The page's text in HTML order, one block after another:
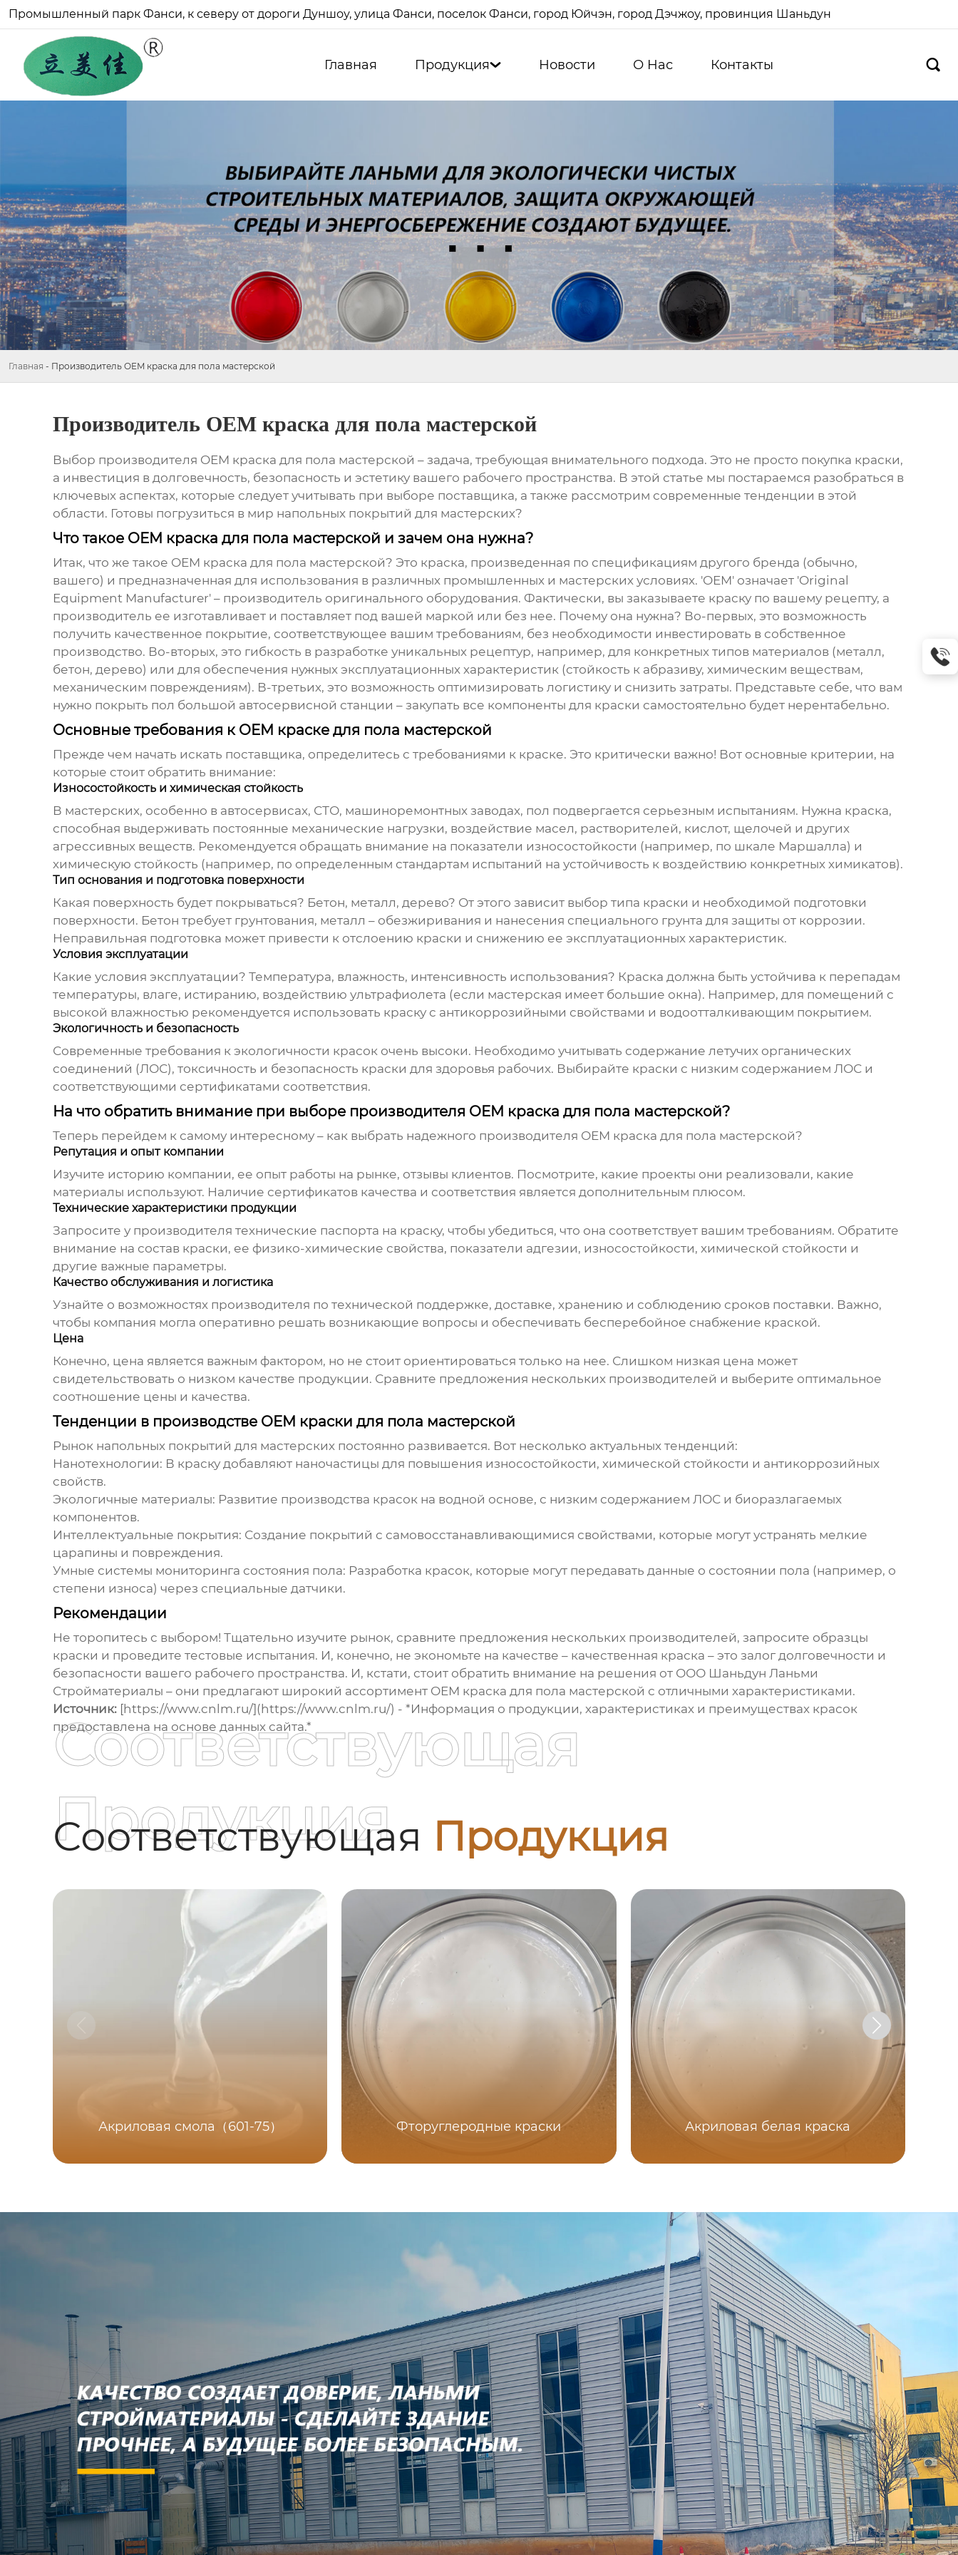
Промышленный парк Фанси, к северу от дороги Дуншоу, улица Фанси, поселок Фанси, город Юйчэн, город Дэчжоу, провинция Шаньдун
Главная Продукция Новости О Hас Контакты 
Главная - Производитель OEM краска для пола мастерской
Производитель OEM краска для пола мастерской
Выбор производителя OEM краска для пола мастерской – задача, требующая внимательного подхода. Это не просто покупка краски,
а инвестиция в долговечность, безопасность и эстетику вашего рабочего пространства. В этой статье мы постараемся разобраться в
ключевых аспектах, которые следует учитывать при выборе поставщика, а также рассмотрим современные тенденции в этой
области. Готовы погрузиться в мир напольных покрытий для мастерских?
Что такое OEM краска для пола мастерской и зачем она нужна?
Итак, что же такое OEM краска для пола мастерской? Это краска, произведенная по спецификациям другого бренда (обычно,
вашего) и предназначенная для использования в различных промышленных и мастерских условиях. 'OEM' означает 'Original
Equipment Manufacturer' – производитель оригинального оборудования. Фактически, вы заказываете краску по вашему рецепту, а
производитель ее изготавливает и поставляет под вашей маркой или без нее. Почему она нужна? Во-первых, это возможность
получить качественное покрытие, соответствующее вашим требованиям, без необходимости инвестировать в собственное
производство. Во-вторых, это гибкость в разработке уникальных рецептур, например, для конкретных типов материалов (металл,
бетон, дерево) или для обеспечения нужных эксплуатационных характеристик (стойкость к абразиву, химическим веществам,
механическим повреждениям). В-третьих, это возможность оптимизировать логистику и снизить затраты. Представьте себе, что вам
нужно покрыть пол большой автосервисной станции – закупать все компоненты для краски самостоятельно будет нерентабельно.
Основные требования к OEM краске для пола мастерской
Прежде чем начать искать поставщика, определитесь с требованиями к краске. Это критически важно! Вот основные критерии, на
которые стоит обратить внимание:
Износостойкость и химическая стойкость
В мастерских, особенно в автосервисах, СТО, машиноремонтных заводах, пол подвергается серьезным испытаниям. Нужна краска,
способная выдерживать постоянные механические нагрузки, воздействие масел, растворителей, кислот, щелочей и других
агрессивных веществ. Рекомендуется обращать внимание на показатели износостойкости (например, по шкале Маршалла) и
химическую стойкость (например, по определенным стандартам испытаний на устойчивость к воздействию конкретных химикатов).
Тип основания и подготовка поверхности
Какая поверхность будет покрываться? Бетон, металл, дерево? От этого зависит выбор типа краски и необходимой подготовки
поверхности. Бетон требует грунтования, металл – обезжиривания и нанесения специального грунта для защиты от коррозии.
Неправильная подготовка может привести к отслоению краски и снижению ее эксплуатационных характеристик.
Условия эксплуатации
Какие условия эксплуатации? Температура, влажность, интенсивность использования? Краска должна быть устойчива к перепадам
температуры, влаге, истиранию, воздействию ультрафиолета (если мастерская имеет большие окна). Например, для помещений с
высокой влажностью рекомендуется использовать краску с антикоррозийными свойствами и водоотталкивающим покрытием.
Экологичность и безопасность
Современные требования к экологичности красок очень высоки. Необходимо учитывать содержание летучих органических
соединений (ЛОС), токсичность и безопасность краски для здоровья рабочих. Выбирайте краски с низким содержанием ЛОС и
соответствующими сертификатами соответствия.
На что обратить внимание при выборе производителя OEM краска для пола мастерской?
Теперь перейдем к самому интересному – как выбрать надежного производителя OEM краска для пола мастерской?
Репутация и опыт компании
Изучите историю компании, ее опыт работы на рынке, отзывы клиентов. Посмотрите, какие проекты они реализовали, какие
материалы используют. Наличие сертификатов качества и соответствия является дополнительным плюсом.
Технические характеристики продукции
Запросите у производителя технические паспорта на краску, чтобы убедиться, что она соответствует вашим требованиям. Обратите
внимание на состав краски, ее физико-химические свойства, показатели адгезии, износостойкости, химической стойкости и
другие важные параметры.
Качество обслуживания и логистика
Узнайте о возможностях производителя по технической поддержке, доставке, хранению и соблюдению сроков поставки. Важно,
чтобы компания могла оперативно решать возникающие вопросы и обеспечивать бесперебойное снабжение краской.
Цена
Конечно, цена является важным фактором, но не стоит ориентироваться только на нее. Слишком низкая цена может
свидетельствовать о низком качестве продукции. Сравните предложения нескольких производителей и выберите оптимальное
соотношение цены и качества.
Тенденции в производстве OEM краски для пола мастерской
Рынок напольных покрытий для мастерских постоянно развивается. Вот несколько актуальных тенденций:
Нанотехнологии: В краску добавляют наночастицы для повышения износостойкости, химической стойкости и антикоррозийных
свойств.
Экологичные материалы: Развитие производства красок на водной основе, с низким содержанием ЛОС и биоразлагаемых
компонентов.
Интеллектуальные покрытия: Создание покрытий с самовосстанавливающимися свойствами, которые могут устранять мелкие
царапины и повреждения.
Умные системы мониторинга состояния пола: Разработка красок, которые могут передавать данные о состоянии пола (например, о
степени износа) через специальные датчики.
Рекомендации
Не торопитесь с выбором! Тщательно изучите рынок, сравните предложения нескольких производителей, запросите образцы
краски и проведите тестовые испытания. И, конечно, не экономьте на качестве – качественная краска – это залог долговечности и
безопасности вашего рабочего пространства. И, кстати, стоит обратить внимание на решения от ООО Шаньдун Ланьми
Стройматериалы – они предлагают широкий ассортимент OEM краска для пола мастерской с отличными характеристиками.
Источник:[https://www.cnlm.ru/](https://www.cnlm.ru/) - *Информация о продукции, характеристиках и преимуществах красок
предоставлена на основе данных сайта.*
Соответствующая Продукция
Соответствующая
Продукция
Акриловая смола（601-75） Фторуглеродные краски Акриловая белая краска